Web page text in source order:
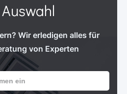
Wir erledigen alles für
von Experten